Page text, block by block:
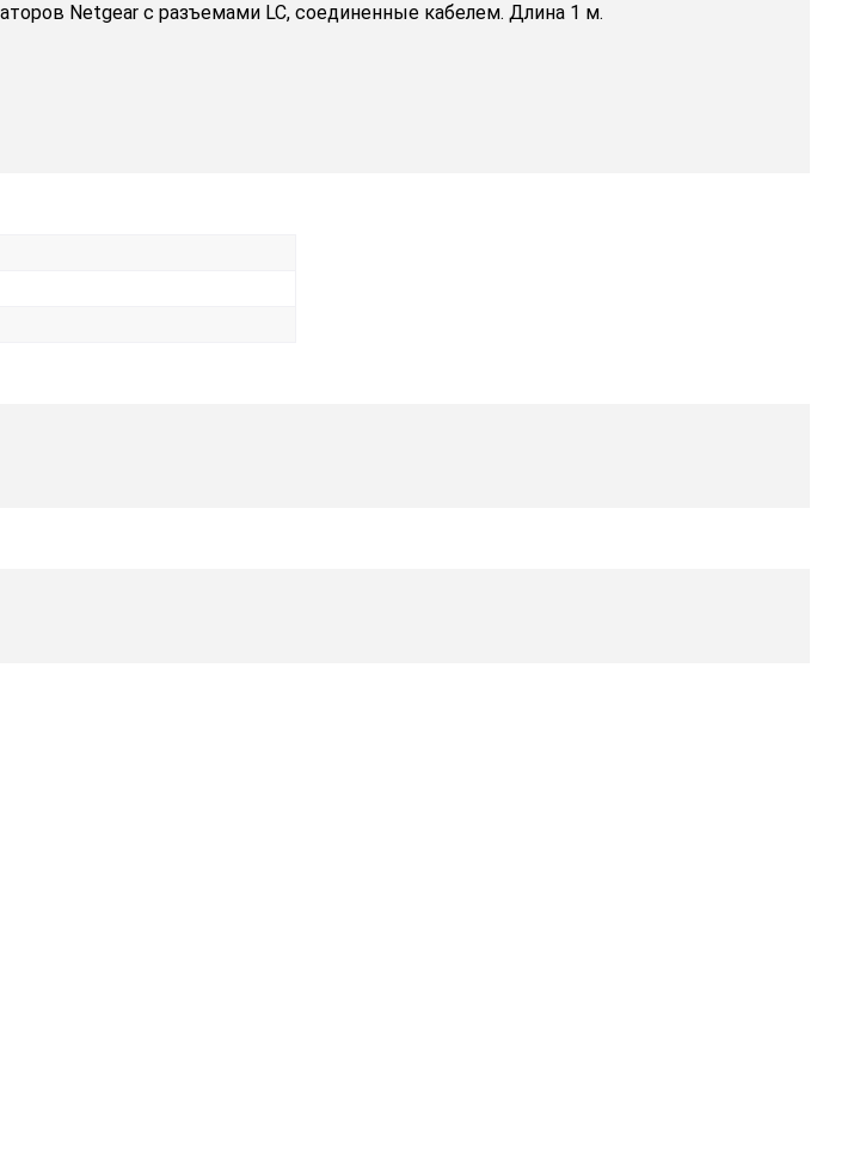
Netgear с разъемами LC, соединенные кабелем. Длина 1 м.